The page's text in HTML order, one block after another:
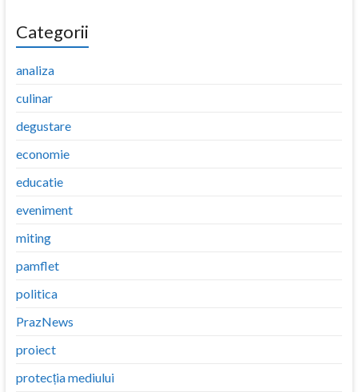
Categorii
analiza
culinar
degustare
economie
educatie
eveniment
miting
pamflet
politica
PrazNews
proiect
protecția mediului